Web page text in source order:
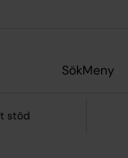
SökMeny
stöd